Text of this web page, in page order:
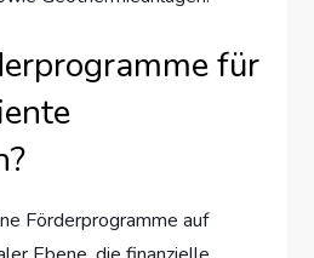
für
Förderprogramme auf